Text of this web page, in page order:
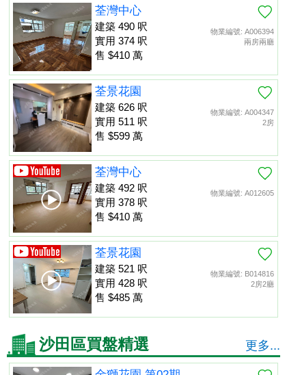
物業編號: A006394
兩房兩廳
荃灣中心
建築 490 呎
實用 374 呎
售 $410 萬
物業編號: A004347
2房
荃景花園
建築 626 呎
實用 511 呎
售 $599 萬
物業編號: A012605
荃灣中心
建築 492 呎
實用 378 呎
售 $410 萬
物業編號: B014816
2房2廳
荃景花園
建築 521 呎
實用 428 呎
售 $485 萬
沙田區買盤精選 更多...